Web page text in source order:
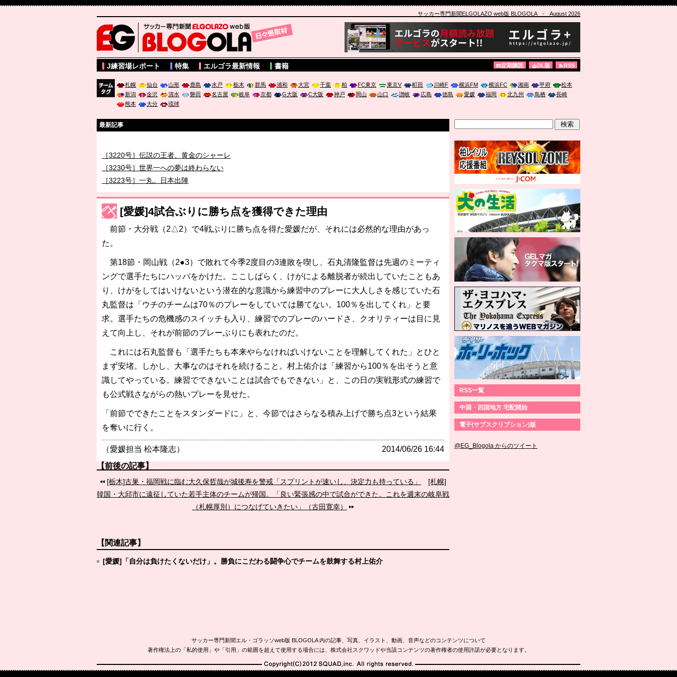
サッカー専門新聞ELGOLAZO web版 BLOGOLA- August 2026
サッカー専門新聞ELGOLAZO web版 BLOGOLA
J練習場レポート 特集 エルゴラ最新情報 書籍 定期購読 DL版 RSS
札幌 仙台 山形 鹿島 水戸 栃木 群馬 浦和 大宮 千葉 柏 FC東京 東京V 町田 川崎F 横浜FM 横浜FC 湘南 甲府
松本
新潟
金沢 清水 磐田 名古屋 岐阜 京都 G大阪 C大阪 神戸 岡山 山口 讃岐 広島 徳島 愛媛 福岡 北九州 鳥栖
長崎
熊本
大分 琉球
最新記事
［3220号］伝説の王者、黄金のシャーレ
［3230号］世界一への夢は終わらない
［3223号］一丸。日本出陣
［3222号］史上最大のW杯開幕 注目は「個」
長谷川 アーリアジャスールさんがシンポジウム「気候変動から命を守る ～エネルギー危機時代の猛暑対策～」に登壇
[愛媛]4試合ぶりに勝ち点を獲得できた理由
前節・大分戦（2△2）で4戦ぶりに勝ち点を得た愛媛だが、それには必然的な理由があっ
た。
第18節・岡山戦（2●3）で敗れて今季2度目の3連敗を喫し、石丸清隆監督は先週のミーティ
ングで選手たちにハッパをかけた。ここしばらく、けがによる離脱者が続出していたこともあ
り、けがをしてはいけないという潜在的な意識から練習中のプレーに大人しさを感じていた石
丸監督は「ウチのチームは70％のプレーをしていては勝てない。100％を出してくれ」と要
求。選手たちの危機感のスイッチも入り、練習でのプレーのハードさ、クオリティーは目に見
えて向上し、それが前節のプレーぶりにも表れたのだ。
これには石丸監督も「選手たちも本来やらなければいけないことを理解してくれた」とひと
まず安堵。しかし、大事なのはそれを続けること。村上佑介は「練習から100％を出そうと意
識してやっている。練習でできないことは試合でもできない」と、この日の実戦形式の練習で
も公式戦さながらの熱いプレーを見せた。
「前節でできたことをスタンダードに」と、今節ではさらなる積み上げで勝ち点3という結果
を奪いに行く。
（愛媛担当 松本隆志） 2014/06/26 16:44
【前後の記事】
[栃木]古巣・福岡戦に臨む大久保哲哉が城後寿を警戒「スプリントが速いし、決定力も持っている」
[札幌]
韓国・大邱市に遠征していた若手主体のチームが帰国。「良い緊張感の中で試合ができた。これを週末の岐阜戦
（札幌厚別）につなげていきたい」（古田寛幸）
【関連記事】
[愛媛]「自分は負けたくないだけ」。勝負にこだわる闘争心でチームを鼓舞する村上佑介
RSS一覧
中国・四国地方 宅配開始
電子(サブスクリプション)版
@EG_Blogola からのツイート
サッカー専門新聞エル・ゴラッソweb版 BLOGOLA 内の記事、写真、イラスト、動画、音声などのコンテンツについて
著作権法上の「私的使用」や「引用」の範囲を超えて使用する場合には、株式会社スクワッドや当該コンテンツの著作権者の使用許諾が必要となります。
Copyright(C)2010-2012 SQUAD,inc. All rights reserved.